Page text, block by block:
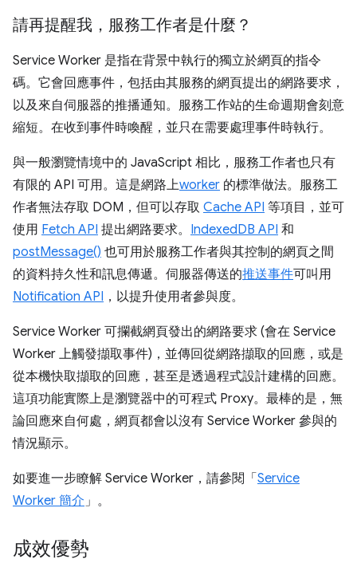
請再提醒我，服務工作者是什麼？
Service Worker 是指在背景中執行的獨立於網頁的指令
碼。它會回應事件，包括由其服務的網頁提出的網路要求，
以及來自伺服器的推播通知。服務工作站的生命週期會刻意
縮短。在收到事件時喚醒，並只在需要處理事件時執行。
與一般瀏覽情境中的 JavaScript 相比，服務工作者也只有
有限的 API 可用。這是網路上worker 的標準做法。服務工
作者無法存取 DOM，但可以存取 Cache API 等項目，並可
使用 Fetch API 提出網路要求。 IndexedDB API 和
postMessage() 也可用於服務工作者與其控制的網頁之間
的資料持久性和訊息傳遞。伺服器傳送的推送事件可叫用
Notification API ，以提升使用者參與度。
Service Worker 可攔截網頁發出的網路要求 (會在 Service
Worker 上觸發擷取事件)，並傳回從網路擷取的回應，或是
從本機快取擷取的回應，甚至是透過程式設計建構的回應。
這項功能實際上是瀏覽器中的可程式 Proxy。最棒的是，無
論回應來自何處，網頁都會以沒有 Service Worker 參與的
情況顯示。
如要進一步瞭解 Service Worker，請參閱「Service
Worker 簡介 」。
成效優勢